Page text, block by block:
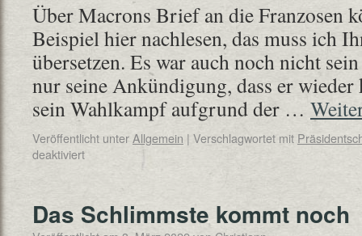
Über Macrons Brief an die Franzosen
Beispiel hier nachlesen, das muss ich
übersetzen. Es war auch noch nicht
nur seine Ankündigung, dass er wieder
sein Wahlkampf aufgrund der …
Veröffentlicht unterAllgemein | Verschlagwortet mit
deaktiviert
Das Schlimmste kommt noch